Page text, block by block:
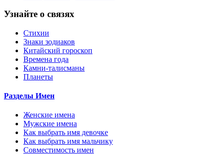
Узнайте о связях
Стихии
Знаки зодиаков
Китайский гороскоп
Времена года
Камни-талисманы
Планеты
Разделы Имен
Женские имена
Мужские имена
Как выбрать имя девочке
Как выбрать имя мальчику
Совместимость имен